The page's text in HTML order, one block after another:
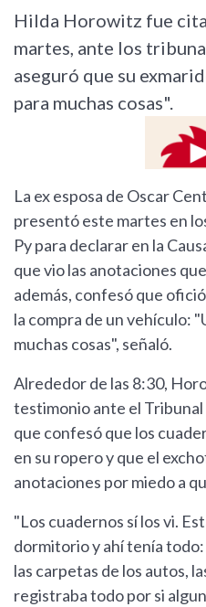
Hilda Horowitz fue
martes, ante los
aseguró que su
para muchas cosas".
La ex esposa de Oscar
presentó este martes en
Py para declarar en la
que vio las anotaciones
además, confesó que
la compra de un vehículo:
muchas cosas", señaló.
Alrededor de las 8:30,
testimonio ante el Tribunal
que confesó que los
en su ropero y que el
anotaciones por miedo a
"Los cuadernos sí los vi.
dormitorio y ahí tenía
las carpetas de los autos,
registraba todo por si